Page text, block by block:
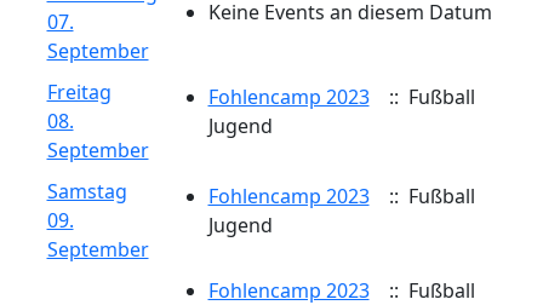
07.
September
Keine Events an diesem Datum
Freitag
08.
September
Fohlencamp 2023
:: Fußball
Jugend
Samstag
09.
September
Fohlencamp 2023
:: Fußball
Jugend
Fohlencamp 2023
:: Fußball